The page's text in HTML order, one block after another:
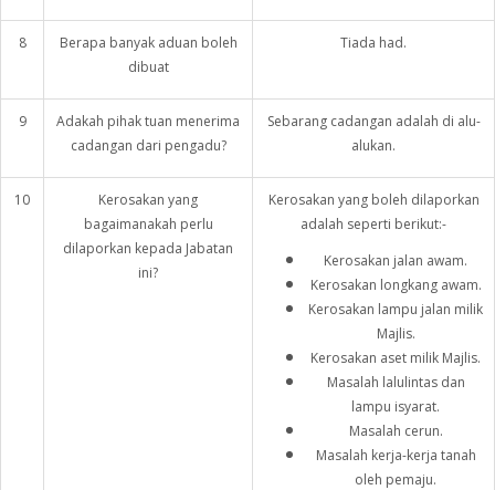
8
Berapa banyak aduan boleh
dibuat
Tiada had.
9
Adakah pihak tuan menerima
cadangan dari pengadu?
Sebarang cadangan adalah di alu-
alukan.
10
Kerosakan yang
bagaimanakah perlu
dilaporkan kepada Jabatan
ini?
Kerosakan yang boleh dilaporkan
adalah seperti berikut:-
Kerosakan jalan awam.
Kerosakan longkang awam.
Kerosakan lampu jalan milik
Majlis.
Kerosakan aset milik Majlis.
Masalah lalulintas dan
lampu isyarat.
Masalah cerun.
Masalah kerja-kerja tanah
oleh pemaju.